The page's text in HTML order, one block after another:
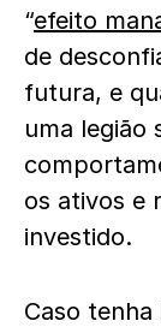
“efeito
de
futura, e
uma legião
os ativos e
investido.
Caso